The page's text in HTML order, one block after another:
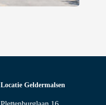
Locatie Geldermalsen